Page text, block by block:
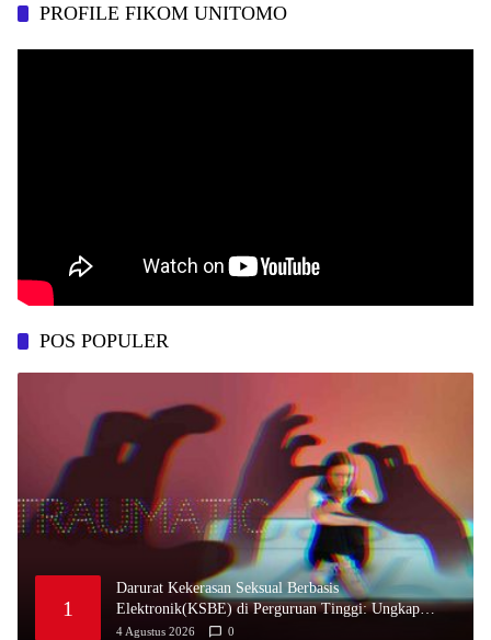
PROFILE FIKOM UNITOMO
POS POPULER
1
Darurat Kekerasan Seksual Berbasis
Elektronik(KSBE) di Perguruan Tinggi: Ungkap
Krisis Kepercayaan Institusional.
4 Agustus 2026 0